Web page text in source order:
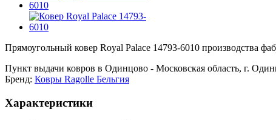
Прямоугольный ковер Royal Palace 14793-6010 производства
Пункт выдачи ковров в Одинцово - Московская область, г.
Бренд: Ковры Ragolle Бельгия
Характеристики